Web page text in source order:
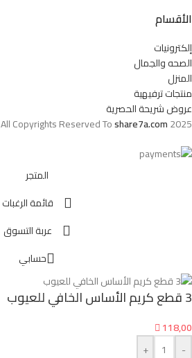
الأقسام
إلكترونيات
الصحه والجمال
المنزل
منتجات ترفيهية
عروض شريحة الحصرية
All Copyrights Reserved Toshare7a.com2025.
المتجر
قائمة الرغبات
عربة التسوق
حسابي
3 قطع كريم الأساس الخافي للعيوب
118,00
-
+